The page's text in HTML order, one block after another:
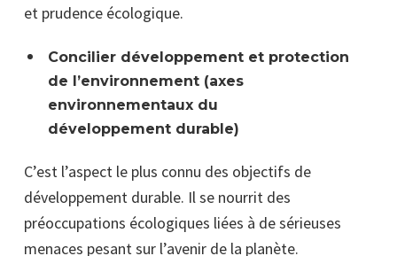
et prudence écologique.
Concilier développement et protection
de l’environnement (axes
environnementaux du
développement durable)
C’est l’aspect le plus connu des objectifs de
développement durable. Il se nourrit des
préoccupations écologiques liées à de sérieuses
menaces pesant sur l’avenir de la planète.